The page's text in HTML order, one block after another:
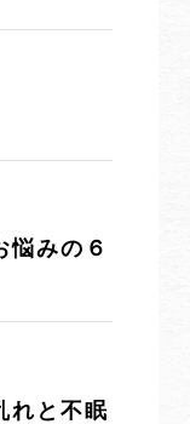
悩みの６
れと不眠